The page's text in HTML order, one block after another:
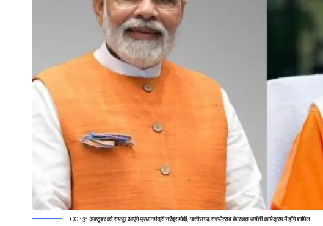
CG : 31 अक्टूबर को रायपुर आएंगे प्रधानमंत्री नरेंद्र मोदी, छत्तीसगढ़ राज्योत्सव के रजत जयंती कार्यक्रम में होंगे शामिल